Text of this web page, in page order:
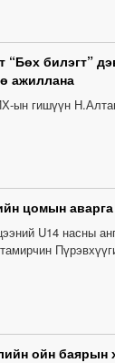
“Бөх билэгт”
ажиллана
ын гишүүн
цомын
U14 насны
ойн баярын